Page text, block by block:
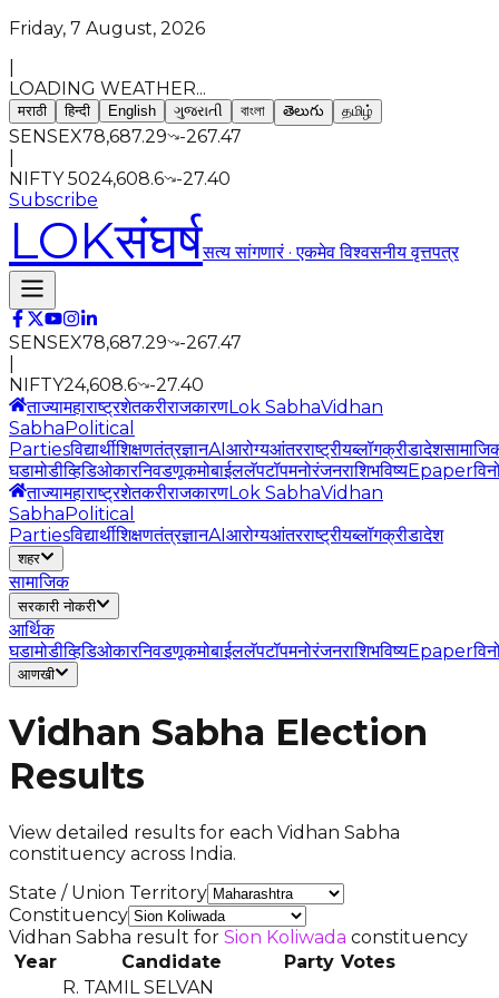
Friday, 7 August, 2026
LOADING WEATHER...
मराठी हिन्दी English ગુજરાતી বাংলা తెలుగు தமிழ்
SENSEX78,687.29
-267.47
NIFTY 5024,608.6
-27.40
Subscribe
LOKसंघर्षसत्य सांगणारं · एकमेव विश्वसनीय वृत्तपत्र
SENSEX78,687.29
-267.47
NIFTY24,608.6
-27.40
ताज्यामहाराष्ट्रशेतकरीराजकारणLok SabhaVidhan
SabhaPolitical
Partiesविद्यार्थीशिक्षणतंत्रज्ञानAIआरोग्यआंतरराष्ट्रीयब्लॉगक्रीडादेश
घडामोडीव्हिडिओकारनिवडणूकमोबाईललॅपटॉपमनोरंजनराशिभविष्यEpaper
ताज्यामहाराष्ट्रशेतकरीराजकारणLok SabhaVidhan
SabhaPolitical
Partiesविद्यार्थीशिक्षणतंत्रज्ञानAIआरोग्यआंतरराष्ट्रीयब्लॉगक्रीडादेश
शहर
सामाजिक
सरकारी नोकरी
आर्थिक
घडामोडीव्हिडिओकारनिवडणूकमोबाईललॅपटॉपमनोरंजनराशिभविष्यEpaper
आणखी
Vidhan Sabha Election
Results
View detailed results for each Vidhan Sabha
constituency across India.
State / Union Territory
Constituency
Vidhan Sabha result for Sion Koliwada constituency
Year
Candidate Party Votes
R. TAMIL SELVAN